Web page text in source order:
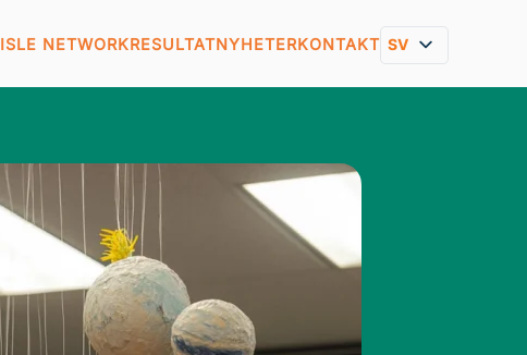
ISLE NETWORKRESULTATNYHETERKONTAKT SV